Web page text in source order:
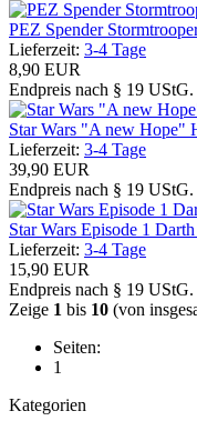
PEZ Spender
Lieferzeit: 3-4 Tage
8,90 EUR
Endpreis nach § 19 UStG.
Star Wars "A new Hope"
Lieferzeit: 3-4 Tage
39,90 EUR
Endpreis nach § 19 UStG.
Star Wars Episode 1
Lieferzeit: 3-4 Tage
15,90 EUR
Endpreis nach § 19 UStG.
Zeige 1 bis 10 (von
Seiten:
1
Kategorien